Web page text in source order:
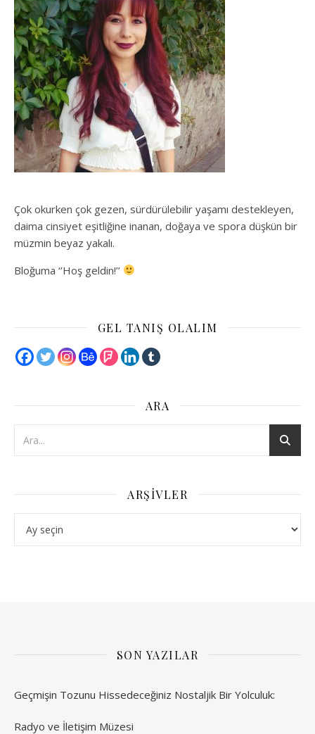
Çok okurken çok gezen, sürdürülebilir yaşamı destekleyen,
daima cinsiyet eşitliğine inanan, doğaya ve spora düşkün bir
müzmin beyaz yakalı.
Bloğuma ‘’Hoş geldin!’’
GEL TANIŞ OLALIM
ARA
ARŞIVLER
SON YAZILAR
Geçmişin Tozunu Hissedeceğiniz Nostaljik Bir Yolculuk:
Radyo ve İletişim Müzesi